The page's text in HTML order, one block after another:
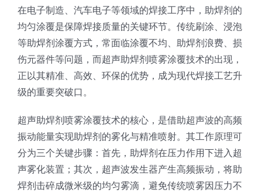
技术及原理
氢能技术科普
锂电技术科普
半导体技术科普
新闻
关于我们
中文
在电子制造、汽车电子等领域的焊接工序中，助焊剂的
均匀涂覆是保障焊接质量的关键环节。传统刷涂、浸泡
等助焊剂涂覆方式，常面临涂覆不均、助焊剂浪费、损
伤元器件等问题，而超声助焊剂喷雾涂覆技术的出现，
正以其精准、高效、环保的优势，成为现代焊接工艺升
级的重要突破口。
超声助焊剂喷雾涂覆技术的核心，是借助超声波的高频
振动能量实现助焊剂的雾化与精准喷射。其工作原理可
分为三个关键步骤：首先，助焊剂在压力作用下进入超
声雾化装置；其次，超声波发生器产生高频振动，将助
焊剂击碎成微米级的均匀雾滴，避免传统喷雾因压力不